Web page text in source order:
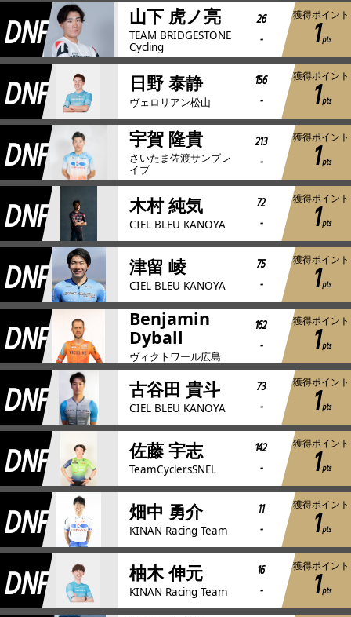
DNF 山下 虎ノ亮
TEAM BRIDGESTONE
Cycling
26
-
獲得ポイント
1pts
DNF 日野 泰静
ヴェロリアン松山
156
-
獲得ポイント
1pts
DNF 宇賀 隆貴
さいたま佐渡サンブレ
イブ
213
-
獲得ポイント
1pts
DNF 木村 純気
CIEL BLEU KANOYA
72
-
獲得ポイント
1pts
DNF 津留 崚
CIEL BLEU KANOYA
75
-
獲得ポイント
1pts
DNF
Benjamin
Dyball
ヴィクトワール広島
162
-
獲得ポイント
1pts
DNF 古谷田 貴斗
CIEL BLEU KANOYA
73
-
獲得ポイント
1pts
DNF 佐藤 宇志
TeamCyclersSNEL
142
-
獲得ポイント
1pts
DNF 畑中 勇介
KINAN Racing Team
11
-
獲得ポイント
1pts
DNF 柚木 伸元
KINAN Racing Team
16
-
獲得ポイント
1pts